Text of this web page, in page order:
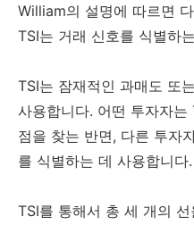
William의 설명에 따르면
TSI는 거래 신호를 식별하
TSI는 잠재적인 과매도 또
사용합니다. 어떤 투자자
점을 찾는 반면, 다른 투자
를 식별하는 데 사용합니다.
TSI를 통해서 총 세 개의